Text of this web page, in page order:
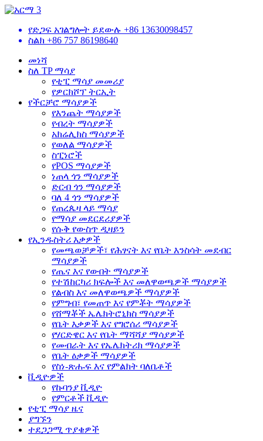
የድጋፍ አገልግሎት ይደውሉ +86 13630098457
ስልክ +86 757 86198640
መነሻ
ስለ TP ማሳያ
የቲፒ ማሳያ መመሪያ
የዎርክሾፕ ትርኢት
የችርቻሮ ማሳያዎች
የእንጨት ማሳያዎች
የብረት ማሳያዎች
አክሬሊክስ ማሳያዎች
የወለል ማሳያዎች
ስፒነሮች
የPOS ማሳያዎች
ነጠላ ጎን ማሳያዎች
ድርብ ጎን ማሳያዎች
ባለ 4 ጎን ማሳያዎች
የጠረጴዛ ላይ ማሳያ
የማሳያ መደርደሪያዎች
የሱቅ የውስጥ ዲዛይን
የኢንዱስትሪ እቃዎች
የመጫወቻዎች፣ የሕፃናት እና የቤት እንስሳት መደብር
ማሳያዎች
የጤና እና የውበት ማሳያዎች
የተሽከርካሪ ክፍሎች እና መለዋወጫዎች ማሳያዎች
የልብስ እና መለዋወጫዎች ማሳያዎች
የምግብ፣ የመጠጥ እና የምቾት ማሳያዎች
የሸማቾች ኤሌክትሮኒክስ ማሳያዎች
የቤት እቃዎች እና የግሮሰሪ ማሳያዎች
የሃርድዌር እና የቤት ማሻሻያ ማሳያዎች
የመብራት እና የኤሌክትሪክ ማሳያዎች
የቤት ዕቃዎች ማሳያዎች
የስነ-ጽሑፍ እና የምልክት ባለቤቶች
ቪዲዮዎች
የኩባንያ ቪዲዮ
የምርቶች ቪዲዮ
የቲፒ ማሳያ ዜና
ያግኙን
ተደጋጋሚ ጥያቄዎች